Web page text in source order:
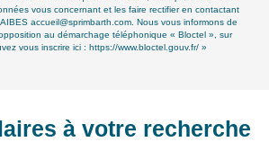
vous concernant et les faire rectifier en contactant
accueil@sprimbarth.com. Nous vous informons de
au démarchage téléphonique « Bloctel », sur
vous inscrire ici : https://www.bloctel.gouv.fr/ »
à votre recherche